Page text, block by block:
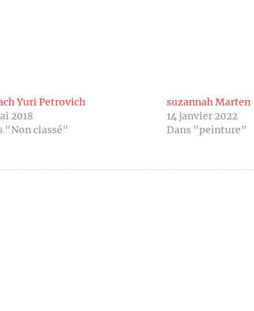
Yuri Petrovich
2018
"Non classé"
suzannah Marten
14 janvier 2022
Dans "peinture"